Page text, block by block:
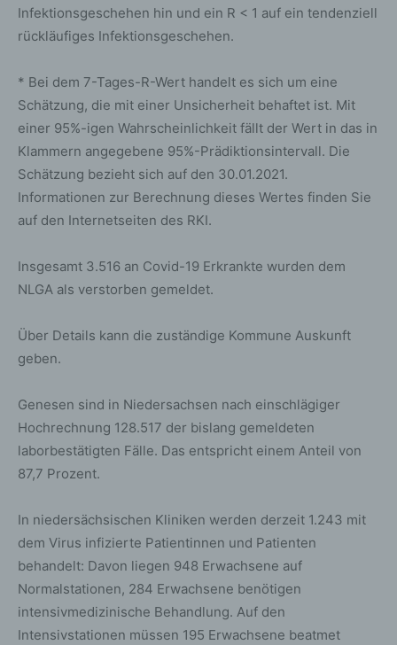
Infektionsgeschehen hin und ein R < 1 auf ein tendenziell
rückläufiges Infektionsgeschehen.
* Bei dem 7-Tages-R-Wert handelt es sich um eine
Schätzung, die mit einer Unsicherheit behaftet ist. Mit
einer 95%-igen Wahrscheinlichkeit fällt der Wert in das in
Klammern angegebene 95%-Prädiktionsintervall. Die
Schätzung bezieht sich auf den 30.01.2021.
Informationen zur Berechnung dieses Wertes finden Sie
auf den Internetseiten des RKI.
Insgesamt 3.516 an Covid-19 Erkrankte wurden dem
NLGA als verstorben gemeldet.
Über Details kann die zuständige Kommune Auskunft
geben.
Genesen sind in Niedersachsen nach einschlägiger
Hochrechnung 128.517 der bislang gemeldeten
laborbestätigten Fälle. Das entspricht einem Anteil von
87,7 Prozent.
In niedersächsischen Kliniken werden derzeit 1.243 mit
dem Virus infizierte Patientinnen und Patienten
behandelt: Davon liegen 948 Erwachsene auf
Normalstationen, 284 Erwachsene benötigen
intensivmedizinische Behandlung. Auf den
Intensivstationen müssen 195 Erwachsene beatmet